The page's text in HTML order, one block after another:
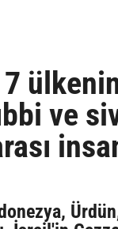
ve